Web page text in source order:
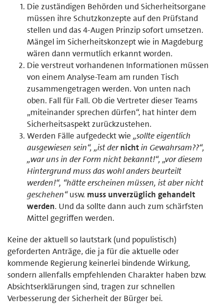
Die zuständigen Behörden und Sicherheitsorgane
müssen ihre Schutzkonzepte auf den Prüfstand
stellen und das 4-Augen Prinzip sofort umsetzen.
Mängel im Sicherheits­konzept wie in Magdeburg
wären dann vermutlich erkannt worden.
Die verstreut vorhandenen Informationen müssen
von einem Analyse-Team am runden Tisch
zusammengetragen werden. Von unten nach
oben. Fall für Fall. Ob die Vertreter dieser Teams
„mit­einander sprechen dürfen“, hat hinter dem
Sicherheitsaspekt zurückzustehen.
Werden Fälle aufgedeckt wie „sollte eigentlich
ausgewiesen sein“, „ist der nichtin Gewahrsam??“,
„war uns in der Form nicht bekannt!“, „vor diesem
Hintergrund muss das wohl anders beurteilt
werden!“, “hätte erscheinen müssen, ist aber nicht
geschehen“usw. muss unverzüglich gehandelt
werden. Und da sollte dann auch zum schärfsten
Mittel gegriffen werden.
Keine der aktuell so lautstark (und populistisch)
geforderten Anträge, die ja für die aktuelle oder
kommende Regierung keinerlei bindende Wirkung,
sondern allenfalls empfehlenden Charakter haben bzw.
Absichtserklärungen sind, tragen zur schnellen
Verbesserung der Sicherheit der Bürger bei.